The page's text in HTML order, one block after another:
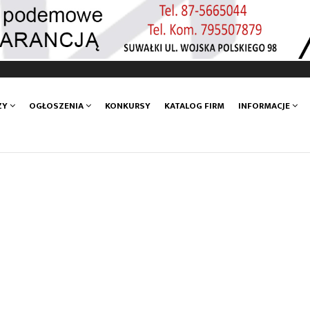
OGŁOSZENIA KONKURSY KATALOG FIRM INFORMACJE